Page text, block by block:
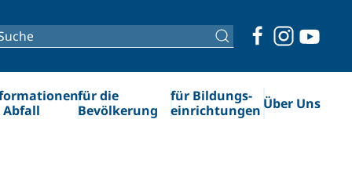
Abfall
für die
Bevölkerung
für Bildungs­
einrichtungen Über Uns